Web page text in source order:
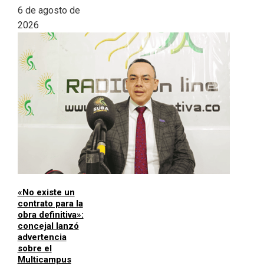
6 de agosto de
2026
«No existe un
contrato para la
obra definitiva»:
concejal lanzó
advertencia
sobre el
Multicampus